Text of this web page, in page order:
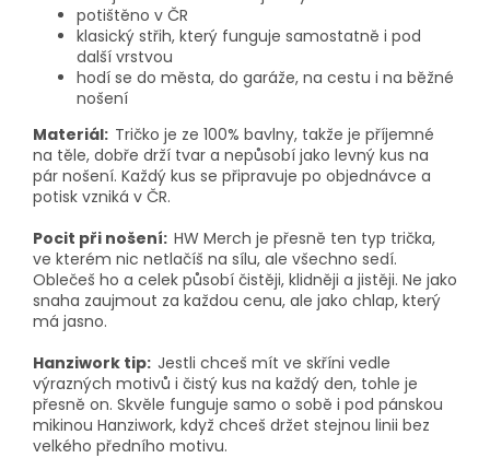
potištěno v ČR
klasický střih, který funguje samostatně i pod
další vrstvou
hodí se do města, do garáže, na cestu i na běžné
nošení
Materiál: Tričko je ze 100% bavlny, takže je příjemné
na těle, dobře drží tvar a nepůsobí jako levný kus na
pár nošení. Každý kus se připravuje po objednávce a
potisk vzniká v ČR.
Pocit při nošení: HW Merch je přesně ten typ trička,
ve kterém nic netlačíš na sílu, ale všechno sedí.
Oblečeš ho a celek působí čistěji, klidněji a jistěji. Ne jako
snaha zaujmout za každou cenu, ale jako chlap, který
má jasno.
Hanziwork tip: Jestli chceš mít ve skříni vedle
výrazných motivů i čistý kus na každý den, tohle je
přesně on. Skvěle funguje samo o sobě i pod pánskou
mikinou Hanziwork, když chceš držet stejnou linii bez
velkého předního motivu.